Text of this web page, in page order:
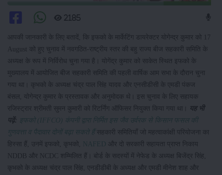
2185
आपकी जानकारी के लिए बतादें, कि इफको के मार्केटिंग डायरेक्टर योगेन्द्र कुमार को 17
August को हुए चुनाव में नवगठित-राष्ट्रीय स्तर की बहु राज्य बीज सहकारी समिति के
अध्यक्ष के रूप में निर्विरोध चुना गया है। योगेंद्र कुमार को साकेत स्थित इफको के
मुख्यालय में आयोजित बीज सहकारी समिति की पहली वार्षिक आम सभा के दौरान चुना
गया था। कृभको के अध्यक्ष चंद्र पाल सिंह यादव और एनसीडीसी के एमडी पंकज
बंसल, योगेन्द्र कुमार के प्रस्तावक और अनुमोदक थे। इस चुनाव के लिए सहायक
रजिस्ट्रार श्रीमती सुमन कुमारी को रिटर्निंग ऑफिसर नियुक्त किया गया था।
यह भी
पढ़ें: इफको (IFFCO) कंपनी द्वारा निर्मित इस जैव उर्वरक से किसान फसल की
गुणवत्ता व पैदावार दोनों बढ़ा सकते हैंसहकारी समितियाँ जो महत्वाकांक्षी परियोजना का
हिस्सा हैं, उनमें इफको, कृभको,
NAFED और दो सरकारी सहायता प्राप्त निकाय
NDDB और NCDC शम्मिलित हैं। बोर्ड के सदस्यों में नेफेड के अध्यक्ष बिजेंद्र सिंह,
कृभको के अध्यक्ष चंद्र पाल सिंह, एनडीडीबी के अध्यक्ष और एमडी मीनेश शाह और